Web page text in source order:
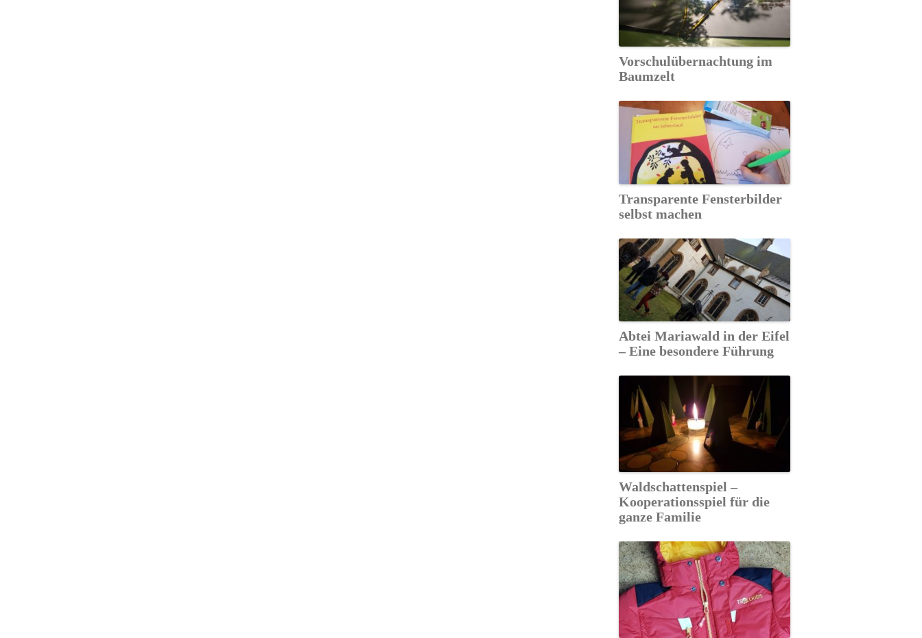
Vorschulübernachtung im
Baumzelt
Transparente Fensterbilder
selbst machen
Abtei Mariawald in der Eifel
– Eine besondere Führung
Waldschattenspiel –
Kooperationsspiel für die
ganze Familie